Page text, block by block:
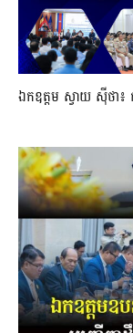
ឯកឧត្តម ស្វាយ ស៊ីថា៖